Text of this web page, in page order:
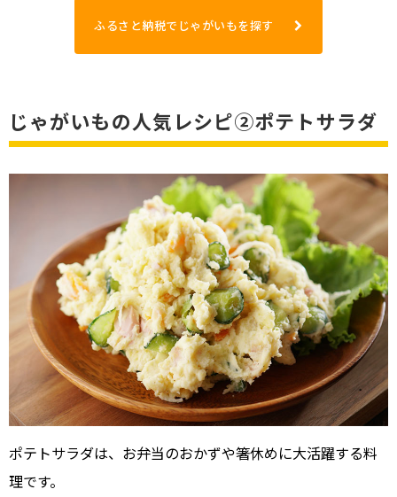
ふるさと納税でじゃがいもを探す
じゃがいもの人気レシピ②ポテトサラダ
ポテトサラダは、お弁当のおかずや箸休めに大活躍する料
理です。